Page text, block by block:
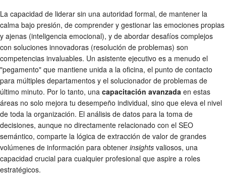
La capacidad de liderar sin una autoridad formal, de mantener la
calma bajo presión, de comprender y gestionar las emociones propias
y ajenas (inteligencia emocional), y de abordar desafíos complejos
con soluciones innovadoras (resolución de problemas) son
competencias invaluables. Un asistente ejecutivo es a menudo el
"pegamento" que mantiene unida a la oficina, el punto de contacto
para múltiples departamentos y el solucionador de problemas de
último minuto. Por lo tanto, una capacitación avanzada en estas
áreas no solo mejora tu desempeño individual, sino que eleva el nivel
de toda la organización. El análisis de datos para la toma de
decisiones, aunque no directamente relacionado con el SEO
semántico, comparte la lógica de extracción de valor de grandes
volúmenes de información para obtener insights valiosos, una
capacidad crucial para cualquier profesional que aspire a roles
estratégicos.